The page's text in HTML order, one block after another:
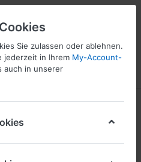
Wunschliste
1
Online Shop der
Sie zulassen oder ablehnen.
jederzeit in Ihrem My-Account-
auch in unserer